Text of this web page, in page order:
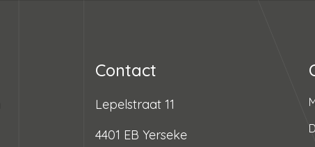
Contact
Lepelstraat 11
4401 EB Yerseke